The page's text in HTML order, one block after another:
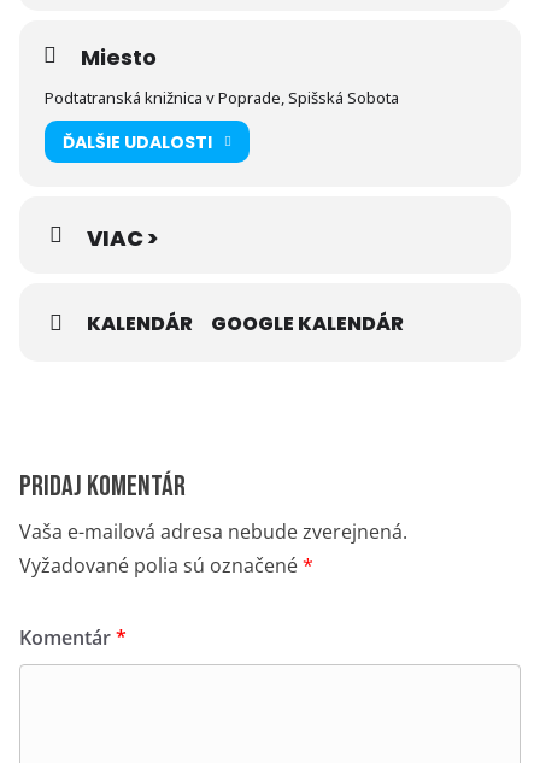
Miesto
Podtatranská knižnica v Poprade, Spišská Sobota
ĎALŠIE UDALOSTI
VIAC >
KALENDÁR GOOGLE KALENDÁR
Pridaj komentár
Vaša e-mailová adresa nebude zverejnená.
Vyžadované polia sú označené*
Komentár*